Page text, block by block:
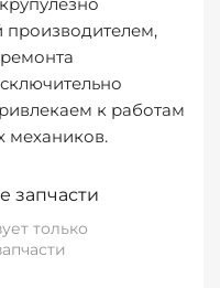
к работам
механиков.
запчасти
только